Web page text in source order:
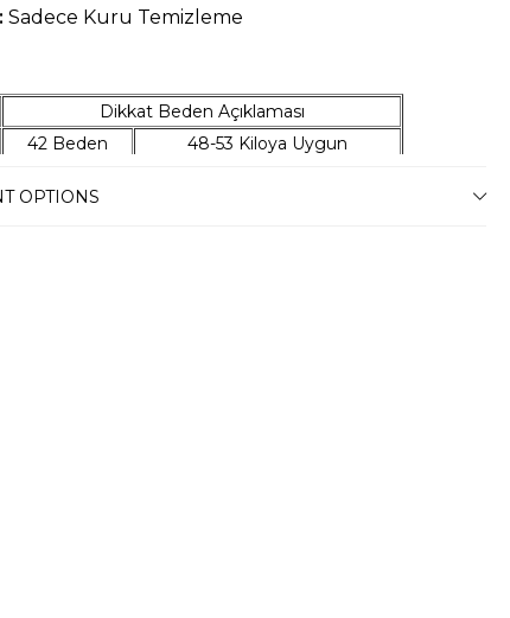
Sadece Kuru Temizleme
Dikkat Beden Açıklaması
42 Beden
48-53 Kiloya Uygun
46 Beden
OPTIONS